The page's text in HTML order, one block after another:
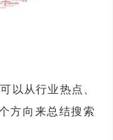
以从行业热点、
方向来总结搜索